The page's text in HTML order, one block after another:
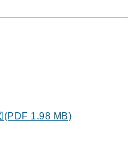
(PDF 1.98 MB)